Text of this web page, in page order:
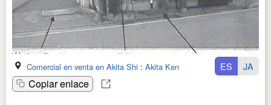
Comercial en venta en Akita Shi : Akita Ken
Copiar enlace
ES JA